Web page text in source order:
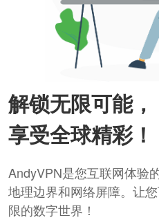
解锁无限可能，
享受全球精彩！
AndyVPN是您互联网体验
地理边界和网络屏障。让
限的数字世界！